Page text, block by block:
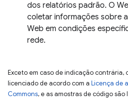
dos relatórios padrão. O
coletar informações sobre
Web em condições
rede.
Exceto em caso de indicação contrária,
licenciado de acordo com a Licença de
Commons, e as amostras de código